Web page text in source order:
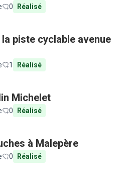
0 Réalisé
piste cyclable avenue
1 Réalisé
Michelet
0 Réalisé
à Malepère
0 Réalisé